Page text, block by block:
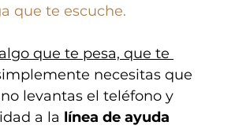
que te escuche.
que te pesa, que te
necesitas que
levantas el teléfono y
a la línea de ayuda